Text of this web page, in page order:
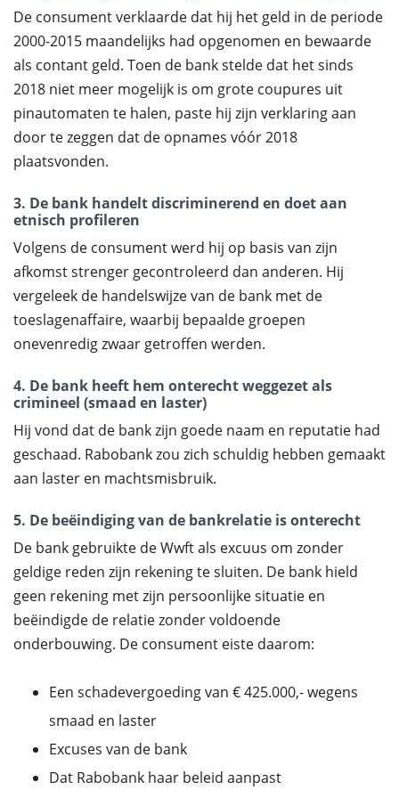
De consument verklaarde dat hij het geld in de periode
2000-2015 maandelijks had opgenomen en bewaarde
als contant geld. Toen de bank stelde dat het sinds
2018 niet meer mogelijk is om grote coupures uit
pinautomaten te halen, paste hij zijn verklaring aan
door te zeggen dat de opnames vóór 2018
plaatsvonden.
3. De bank handelt discriminerend en doet aan
etnisch profileren
Volgens de consument werd hij op basis van zijn
afkomst strenger gecontroleerd dan anderen. Hij
vergeleek de handelswijze van de bank met de
toeslagenaffaire, waarbij bepaalde groepen
onevenredig zwaar getroffen werden.
4. De bank heeft hem onterecht weggezet als
crimineel (smaad en laster)
Hij vond dat de bank zijn goede naam en reputatie had
geschaad. Rabobank zou zich schuldig hebben gemaakt
aan laster en machtsmisbruik.
5. De beëindiging van de bankrelatie is onterecht
De bank gebruikte de Wwft als excuus om zonder
geldige reden zijn rekening te sluiten. De bank hield
geen rekening met zijn persoonlijke situatie en
beëindigde de relatie zonder voldoende
onderbouwing. De consument eiste daarom:
Een schadevergoeding van € 425.000,- wegens
smaad en laster
Excuses van de bank
Dat Rabobank haar beleid aanpast